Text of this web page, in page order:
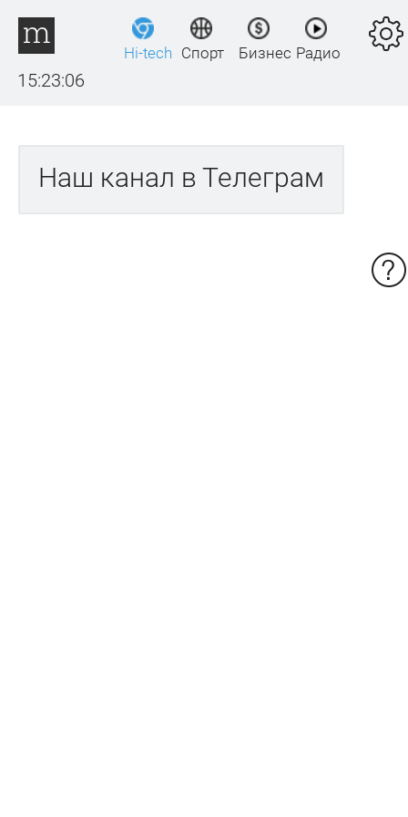
15:23:07
Hi-tech Спорт Бизнес Радио
Наш канал в Телеграм